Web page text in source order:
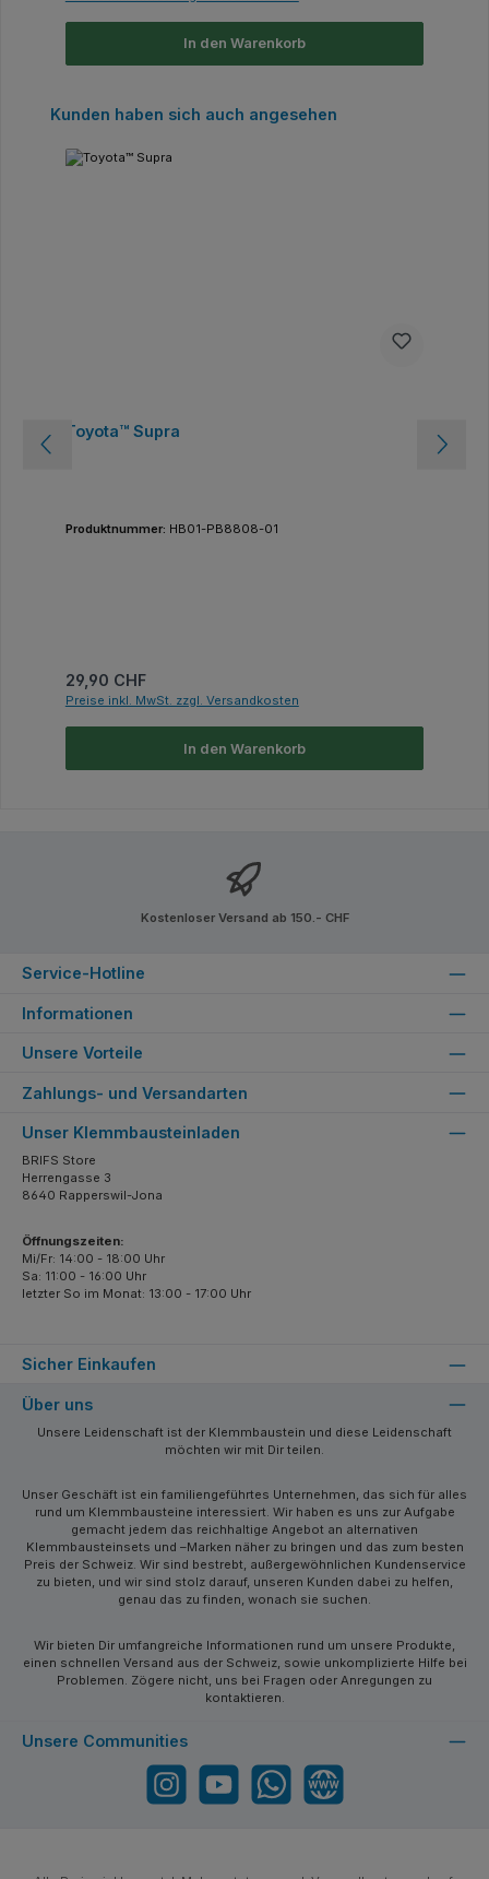
In den Warenkorb
Produktgalerie überspringen
Kunden haben sich auch angesehen
Toyota™ Supra
Produktnummer: HB01-PB8808-01
Regulärer Preis:
29,90 CHF
Preise inkl. MwSt. zzgl. Versandkosten
In den Warenkorb
Kostenloser Versand ab 150.- CHF
Service-Hotline
Informationen
Unsere Vorteile
Zahlungs- und Versandarten
Sicher Einkaufen
Unser Klemmbausteinladen
BRIFS Store
Herrengasse 3
8640 Rapperswil-Jona
Öffnungszeiten:
Mi/Fr: 14:00 - 18:00 Uhr
Sa: 11:00 - 16:00 Uhr
letzter So im Monat: 13:00 - 17:00 Uhr
Über uns
Unsere Leidenschaft ist der Klemmbaustein und diese Leidenschaft
möchten wir mit Dir teilen.
Unser Geschäft ist ein familiengeführtes Unternehmen, das sich für alles
rund um Klemmbausteine interessiert. Wir haben es uns zur Aufgabe
gemacht jedem das reichhaltige Angebot an alternativen
Klemmbausteinsets und –Marken näher zu bringen und das zum besten
Preis der Schweiz. Wir sind bestrebt, außergewöhnlichen Kundenservice
zu bieten, und wir sind stolz darauf, unseren Kunden dabei zu helfen,
genau das zu finden, wonach sie suchen.
Wir bieten Dir umfangreiche Informationen rund um unsere Produkte,
einen schnellen Versand aus der Schweiz, sowie unkomplizierte Hilfe bei
Problemen. Zögere nicht, uns bei Fragen oder Anregungen zu
kontaktieren.
Unsere Communities
Instagram YouTube WhatsApp Website